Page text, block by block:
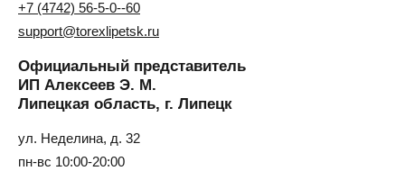
+7 (4742) 56-5-0--60
support@torexlipetsk.ru
Официальный представитель
ИП Алексеев Э. М.
Липецкая область, г. Липецк
ул. Неделина, д. 32
пн-вс 10:00-20:00